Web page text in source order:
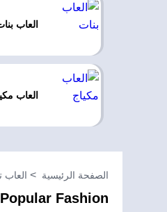
العاب
العاب
الصفحة الرئيسية العاب
Fashion